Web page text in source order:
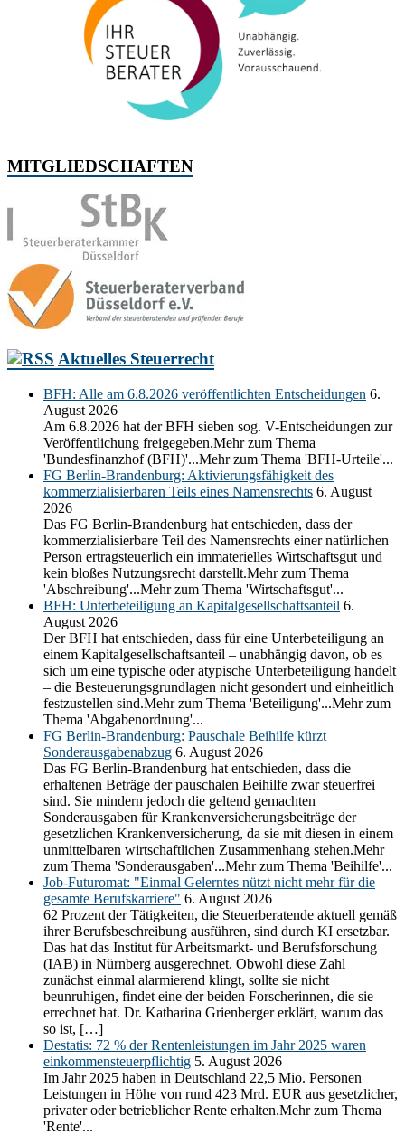
MITGLIEDSCHAFTEN
Aktuelles Steuerrecht
BFH: Alle am 6.8.2026 veröffentlichten Entscheidungen 6.
August 2026
Am 6.8.2026 hat der BFH sieben sog. V-Entscheidungen zur
Veröffentlichung freigegeben.Mehr zum Thema
'Bundesfinanzhof (BFH)'...Mehr zum Thema 'BFH-Urteile'...
FG Berlin-Brandenburg: Aktivierungsfähigkeit des
kommerzialisierbaren Teils eines Namensrechts 6. August
2026
Das FG Berlin-Brandenburg hat entschieden, dass der
kommerzialisierbare Teil des Namensrechts einer natürlichen
Person ertragsteuerlich ein immaterielles Wirtschaftsgut und
kein bloßes Nutzungsrecht darstellt.Mehr zum Thema
'Abschreibung'...Mehr zum Thema 'Wirtschaftsgut'...
BFH: Unterbeteiligung an Kapitalgesellschaftsanteil 6.
August 2026
Der BFH hat entschieden, dass für eine Unterbeteiligung an
einem Kapitalgesellschaftsanteil – unabhängig davon, ob es
sich um eine typische oder atypische Unterbeteiligung handelt
– die Besteuerungsgrundlagen nicht gesondert und einheitlich
festzustellen sind.Mehr zum Thema 'Beteiligung'...Mehr zum
Thema 'Abgabenordnung'...
FG Berlin-Brandenburg: Pauschale Beihilfe kürzt
Sonderausgabenabzug 6. August 2026
Das FG Berlin-Brandenburg hat entschieden, dass die
erhaltenen Beträge der pauschalen Beihilfe zwar steuerfrei
sind. Sie mindern jedoch die geltend gemachten
Sonderausgaben für Krankenversicherungsbeiträge der
gesetzlichen Krankenversicherung, da sie mit diesen in einem
unmittelbaren wirtschaftlichen Zusammenhang stehen.Mehr
zum Thema 'Sonderausgaben'...Mehr zum Thema 'Beihilfe'...
Job-Futuromat: "Einmal Gelerntes nützt nicht mehr für die
gesamte Berufskarriere" 6. August 2026
62 Prozent der Tätigkeiten, die Steuerberatende aktuell gemäß
ihrer Berufsbeschreibung ausführen, sind durch KI ersetzbar.
Das hat das Institut für Arbeitsmarkt- und Berufsforschung
(IAB) in Nürnberg ausgerechnet. Obwohl diese Zahl
zunächst einmal alarmierend klingt, sollte sie nicht
beunruhigen, findet eine der beiden Forscherinnen, die sie
errechnet hat. Dr. Katharina Grienberger erklärt, warum das
so ist, […]
Destatis: 72 % der Rentenleistungen im Jahr 2025 waren
einkommensteuerpflichtig 5. August 2026
Im Jahr 2025 haben in Deutschland 22,5 Mio. Personen
Leistungen in Höhe von rund 423 Mrd. EUR aus gesetzlicher,
privater oder betrieblicher Rente erhalten.Mehr zum Thema
'Rente'...